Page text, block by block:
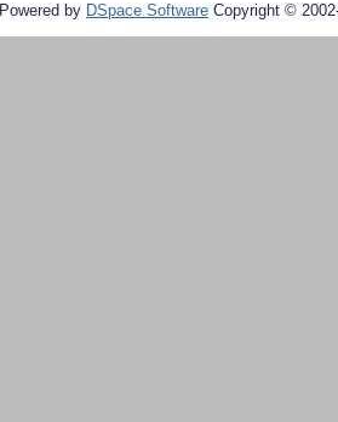
Powered by DSpace Software Copyright ©